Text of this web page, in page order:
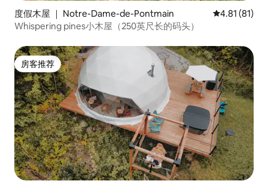
度假木屋 ｜ Notre-Dame-de-Pontmain 平均评分
4.81 (81)
Whispering pines小木屋（250英尺长的码头）
房客推荐
房客推荐